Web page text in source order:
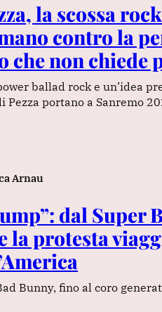
la scossa
contro la
che non chiede
ballad rock e un’idea
Pezza portano a Sanremo
Arnau
dal Super
la protesta
Bunny, fino al coro